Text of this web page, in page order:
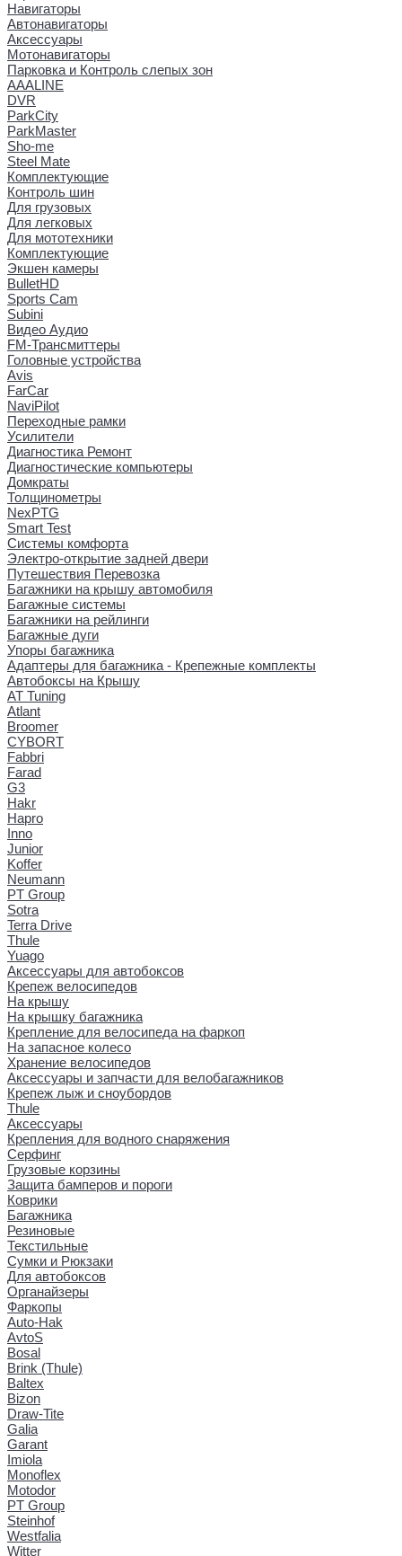
Навигаторы
Автонавигаторы
Аксессуары
Мотонавигаторы
Парковка и Контроль слепых зон
AAALINE
DVR
ParkCity
ParkMaster
Sho-me
Steel Mate
Комплектующие
Контроль шин
Для грузовых
Для легковых
Для мототехники
Комплектующие
Экшен камеры
BulletHD
Sports Cam
Subini
Видео Аудио
FM-Трансмиттеры
Головные устройства
Avis
FarCar
NaviPilot
Переходные рамки
Усилители
Диагностика Ремонт
Диагностические компьютеры
Домкраты
Толщинометры
NexPTG
Smart Test
Системы комфорта
Электро-открытие задней двери
Путешествия Перевозка
Багажники на крышу автомобиля
Багажные системы
Багажники на рейлинги
Багажные дуги
Упоры багажника
Адаптеры для багажника - Крепежные комплекты
Автобоксы на Крышу
AT Tuning
Atlant
Broomer
CYBORT
Fabbri
Farad
G3
Hakr
Hapro
Inno
Junior
Koffer
Neumann
PT Group
Sotra
Terra Drive
Thule
Yuago
Аксессуары для автобоксов
Крепеж велосипедов
На крышу
На крышку багажника
Крепление для велосипеда на фаркоп
На запасное колесо
Хранение велосипедов
Аксессуары и запчасти для велобагажников
Крепеж лыж и сноубордов
Thule
Аксессуары
Крепления для водного снаряжения
Серфинг
Грузовые корзины
Защита бамперов и пороги
Коврики
Багажника
Резиновые
Текстильные
Сумки и Рюкзаки
Для автобоксов
Органайзеры
Фаркопы
Auto-Hak
AvtoS
Bosal
Brink (Thule)
Baltex
Bizon
Draw-Tite
Galia
Garant
Imiola
Monoflex
Motodor
PT Group
Steinhof
Westfalia
Witter